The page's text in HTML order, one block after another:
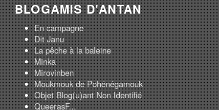
BLOGAMIS D'ANTAN
En campagne
Dit Janu
La pêche à la baleine
Minka
Mirovinben
Moukmouk de Pohénégamouk
Objet Blog(u)ant Non Identifié
QueerasF...